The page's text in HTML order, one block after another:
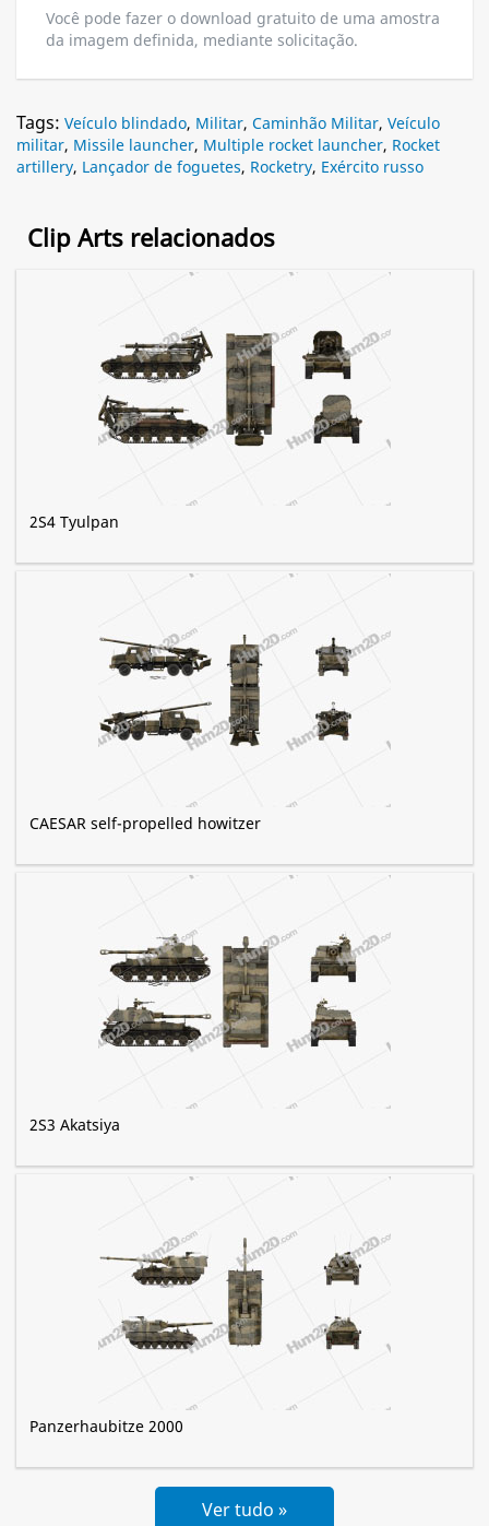
Você pode fazer o download gratuito de uma amostra
da imagem definida, mediante solicitação.
Tags: Veículo blindado, Militar, Caminhão Militar, Veículo
militar, Missile launcher, Multiple rocket launcher, Rocket
artillery, Lançador de foguetes, Rocketry, Exército russo
Clip Arts relacionados
2S4 Tyulpan
CAESAR self-propelled howitzer
2S3 Akatsiya
Panzerhaubitze 2000
Ver tudo »